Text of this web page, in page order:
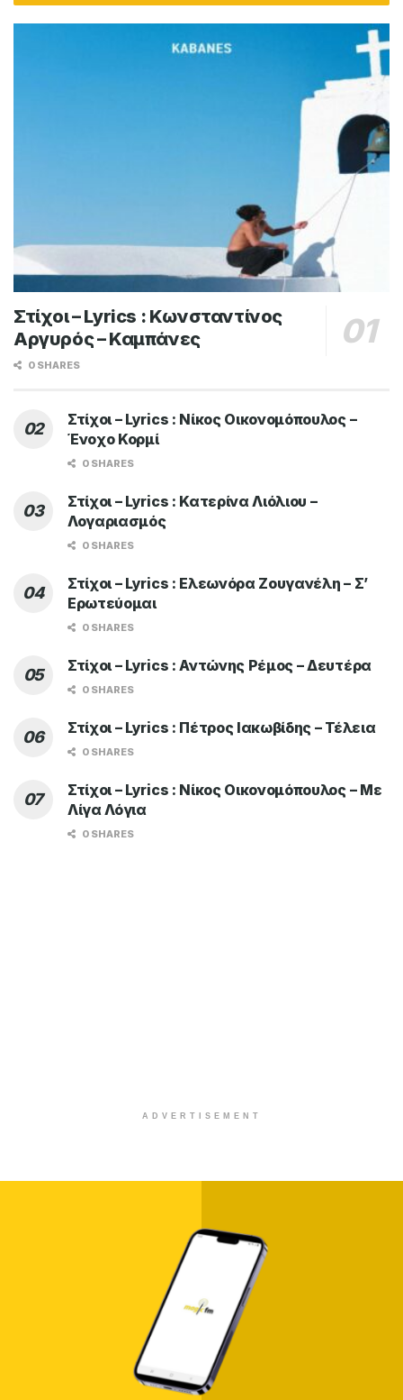
Στίχοι – Lyrics : Κωνσταντίνος
Αργυρός – Καμπάνες
0 SHARES
Στίχοι – Lyrics : Νίκος Οικονομόπουλος –
Ένοχο Κορμί
0 SHARES
Στίχοι – Lyrics : Κατερίνα Λιόλιου –
Λογαριασμός
0 SHARES
Στίχοι – Lyrics : Ελεωνόρα Ζουγανέλη – Σ’
Ερωτεύομαι
0 SHARES
Στίχοι – Lyrics : Αντώνης Ρέμος – Δευτέρα
0 SHARES
Στίχοι – Lyrics : Πέτρος Ιακωβίδης – Τέλεια
0 SHARES
Στίχοι – Lyrics : Νίκος Οικονομόπουλος – Με
Λίγα Λόγια
0 SHARES
ADVERTISEMENT